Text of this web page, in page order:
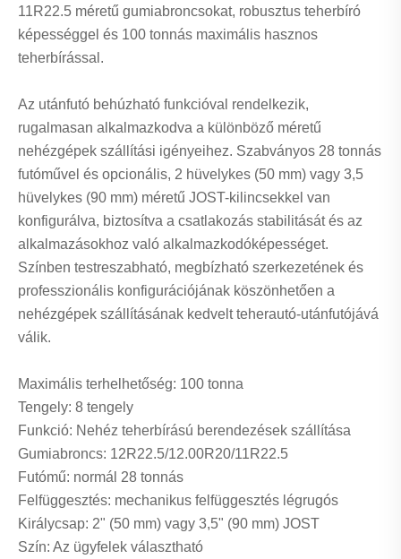
11R22.5 méretű gumiabroncsokat, robusztus teherbíró
képességgel és 100 tonnás maximális hasznos
teherbírással.
Az utánfutó behúzható funkcióval rendelkezik,
rugalmasan alkalmazkodva a különböző méretű
nehézgépek szállítási igényeihez. Szabványos 28 tonnás
futóművel és opcionális, 2 hüvelykes (50 mm) vagy 3,5
hüvelykes (90 mm) méretű JOST-kilincsekkel van
konfigurálva, biztosítva a csatlakozás stabilitását és az
alkalmazásokhoz való alkalmazkodóképességet.
Színben testreszabható, megbízható szerkezetének és
professzionális konfigurációjának köszönhetően a
nehézgépek szállításának kedvelt teherautó-utánfutójává
válik.
Maximális terhelhetőség: 100 tonna
Tengely: 8 tengely
Funkció: Nehéz teherbírású berendezések szállítása
Gumiabroncs: 12R22.5/12.00R20/11R22.5
Futómű: normál 28 tonnás
Felfüggesztés: mechanikus felfüggesztés légrugós
Királycsap: 2" (50 mm) vagy 3,5" (90 mm) JOST
Szín: Az ügyfelek választható